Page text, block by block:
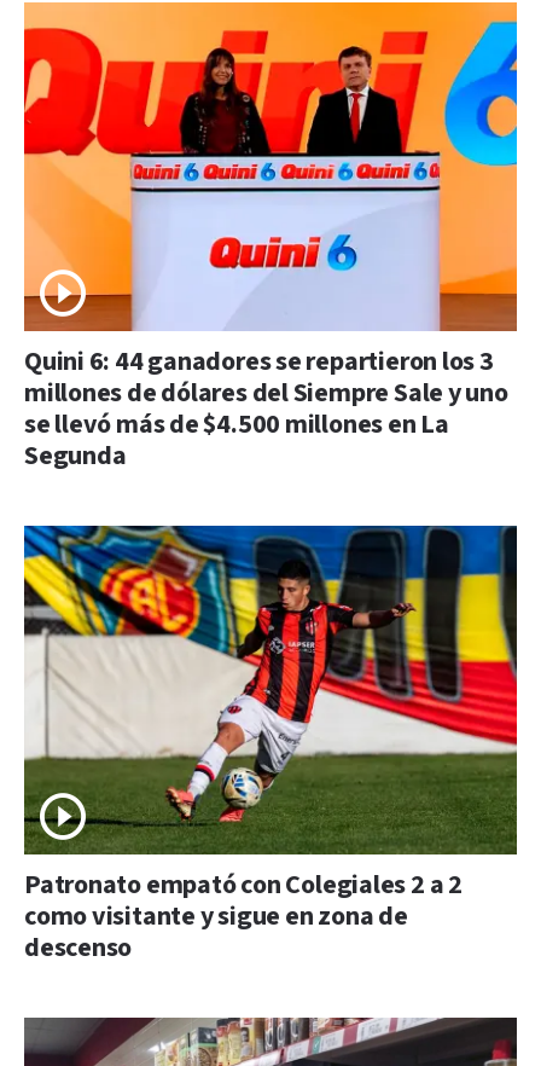
Quini 6: 44 ganadores se repartieron los 3
millones de dólares del Siempre Sale y uno
se llevó más de $4.500 millones en La
Segunda
Patronato empató con Colegiales 2 a 2
como visitante y sigue en zona de
descenso